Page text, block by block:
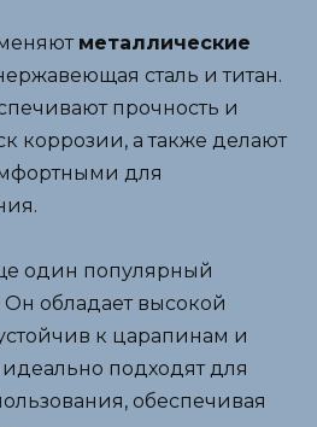
металлические
сталь и титан.
прочность и
коррозии, а также делают
для
один популярный
обладает высокой
к царапинам и
подходят для
обеспечивая